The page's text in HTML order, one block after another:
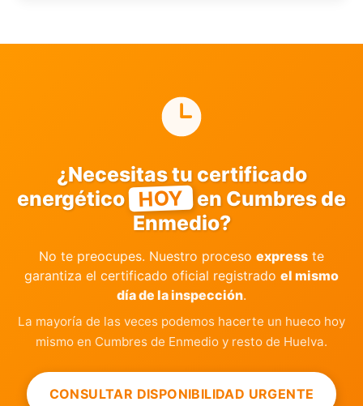
¿Necesitas tu certificado
energético HOY en Cumbres de
Enmedio?
No te preocupes. Nuestro proceso express te
garantiza el certificado oficial registrado el mismo
día de la inspección.
La mayoría de las veces podemos hacerte un hueco hoy
mismo en Cumbres de Enmedio y resto de Huelva.
CONSULTAR DISPONIBILIDAD URGENTE